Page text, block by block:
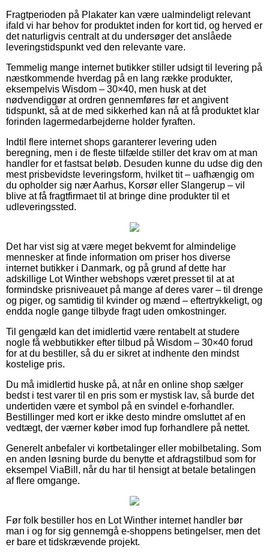
Fragtperioden på Plakater kan være ualmindeligt relevant
ifald vi har behov for produktet inden for kort tid, og herved er
det naturligvis centralt at du undersøger det anslåede
leveringstidspunkt ved den relevante vare.
Temmelig mange internet butikker stiller udsigt til levering på
næstkommende hverdag på en lang række produkter,
eksempelvis Wisdom – 30×40, men husk at det
nødvendiggør at ordren gennemføres før et angivent
tidspunkt, så at de med sikkerhed kan nå at få produktet klar
forinden lagermedarbejderne holder fyraften.
Indtil flere internet shops garanterer levering uden
beregning, men i de fleste tilfælde stiller det krav om at man
handler for et fastsat beløb. Desuden kunne du udse dig den
mest prisbevidste leveringsform, hvilket tit – uafhængig om
du opholder sig nær Aarhus, Korsør eller Slangerup – vil
blive at få fragtfirmaet til at bringe dine produkter til et
udleveringssted.
Det har vist sig at være meget bekvemt for almindelige
mennesker at finde information om priser hos diverse
internet butikker i Danmark, og på grund af dette har
adskillige Lot Winther webshops været presset til at at
formindske prisniveauet på mange af deres varer – til drenge
og piger, og samtidig til kvinder og mænd – eftertrykkeligt, og
endda nogle gange tilbyde fragt uden omkostninger.
Til gengæld kan det imidlertid være rentabelt at studere
nogle få webbutikker efter tilbud på Wisdom – 30×40 forud
for at du bestiller, så du er sikret at indhente den mindst
kostelige pris.
Du må imidlertid huske på, at når en online shop sælger
bedst i test varer til en pris som er mystisk lav, så burde det
undertiden være et symbol på en svindel e-forhandler.
Bestillinger med kort er ikke desto mindre omsluttet af en
vedtægt, der værner køber imod fup forhandlere på nettet.
Generelt anbefaler vi kortbetalinger eller mobilbetaling. Som
en anden løsning burde du benytte et afdragstilbud som for
eksempel ViaBill, når du har til hensigt at betale betalingen
af flere omgange.
Før folk bestiller hos en Lot Winther internet handler bør
man i og for sig gennemgå e-shoppens betingelser, men det
er bare et tidskrævende projekt.